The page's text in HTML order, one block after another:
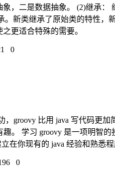
，二是数据抽象。 (2)继承
。新类继承了原始类的特性，
更适合特殊的需要。
0
，groovy 比用 java 写代码更
。 学习 groovy 是一项明智
在你现有的 java 经验和熟悉
0